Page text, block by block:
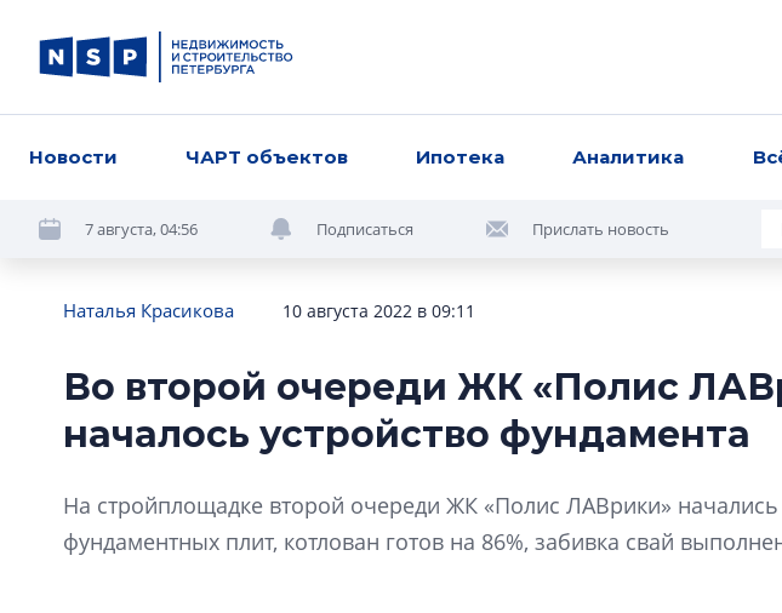
Новости ЧАРТ объектов Ипотека Аналитика
7 августа, 04:56 Подписаться Прислать новость
Наталья Красикова 10 августа 2022 в 09:11
Во второй очереди ЖК «Полис
началось устройство фундамента
На стройплощадке второй очереди ЖК «Полис ЛАВрики» начались
фундаментных плит, котлован готов на 86%, забивка свай